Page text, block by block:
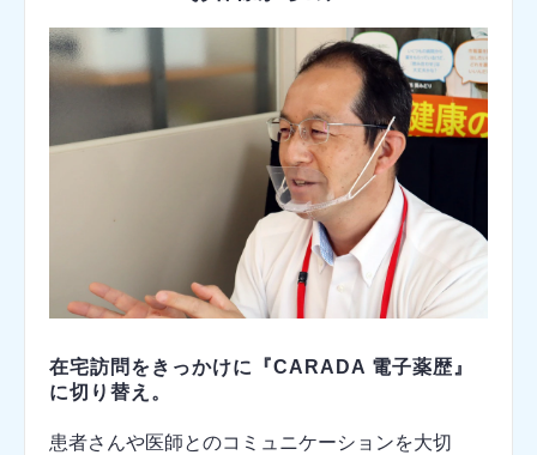
在宅訪問をきっかけに『CARADA 電子薬歴』
に切り替え。
患者さんや医師とのコミュニケーションを大切